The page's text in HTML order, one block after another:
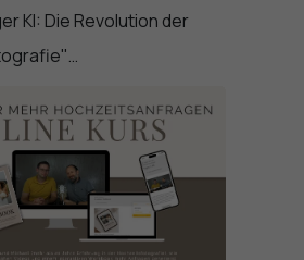
KI: Die Revolution der